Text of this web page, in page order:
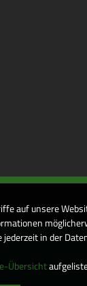
auf unsere
in der
Übersicht